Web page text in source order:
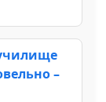
–